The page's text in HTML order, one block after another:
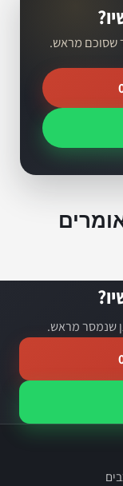
שסוכם מראש.
שנמסר מראש.